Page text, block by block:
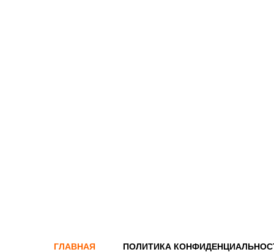
ГЛАВНАЯ ПОЛИТИКА